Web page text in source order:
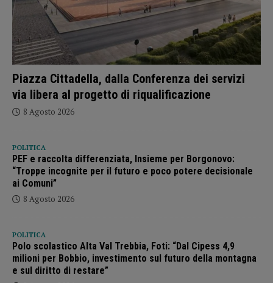
Piazza Cittadella, dalla Conferenza dei servizi
via libera al progetto di riqualificazione
8 Agosto 2026
POLITICA
PEF e raccolta differenziata, Insieme per Borgonovo:
“Troppe incognite per il futuro e poco potere decisionale
ai Comuni”
8 Agosto 2026
POLITICA
Polo scolastico Alta Val Trebbia, Foti: “Dal Cipess 4,9
milioni per Bobbio, investimento sul futuro della montagna
e sul diritto di restare”